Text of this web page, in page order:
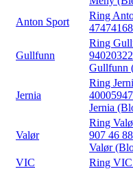
Anton Sport
Ring
47474168
Gullfunn
Ring
94020322
Gullfunn
Jernia
Ring
40005947
Jernia
Valør
Ring
907 46
Valør
VIC Ring